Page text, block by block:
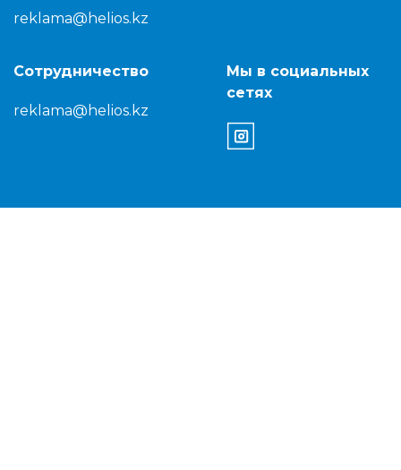
reklama@helios.kz
Сотрудничество
reklama@helios.kz
Мы в социальных
сетях